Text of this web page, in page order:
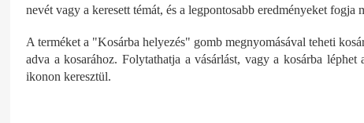
nevét vagy a keresett témát, és a legpontosabb eredményeket fogja
A terméket a "Kosárba helyezés" gomb megnyomásával teheti
adva a kosarához. Folytathatja a vásárlást, vagy a kosárba
ikonon keresztül.